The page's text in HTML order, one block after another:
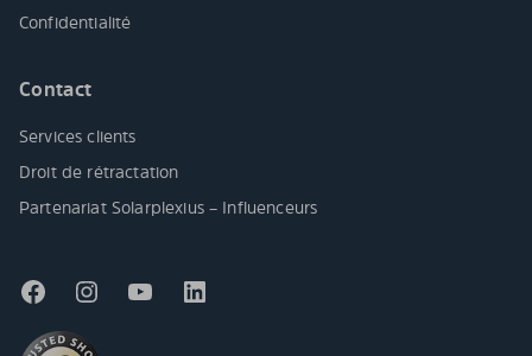
Confidentialité
Contact
Services clients
Droit de rétractation
Partenariat Solarplexius – Influenceurs